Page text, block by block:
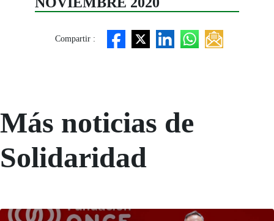
Compartir :
Más noticias de
Solidaridad